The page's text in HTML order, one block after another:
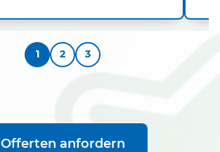
1 2 3
Offerten anfordern